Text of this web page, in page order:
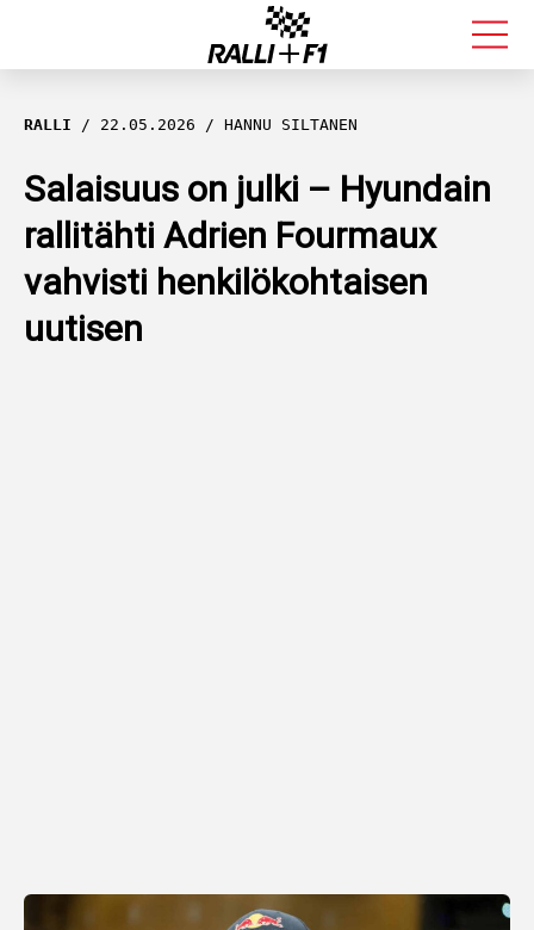
FORMULA 1
RALLI
KALLE ROVANPERÄ
VALTTERI BOTTAS
RALLI 22.05.2026 HANNU SILTANEN
Salaisuus on julki – Hyundain
rallitähti Adrien Fourmaux
vahvisti henkilökohtaisen
uutisen